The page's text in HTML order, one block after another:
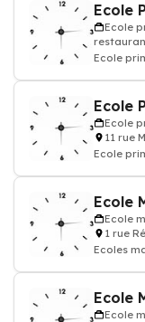
Ecole
Ecole
Ecole
Ecole
Ecole
11 rue
Ecole
Ecole
Ecole
1 rue
Ecoles
Ecole
Ecole